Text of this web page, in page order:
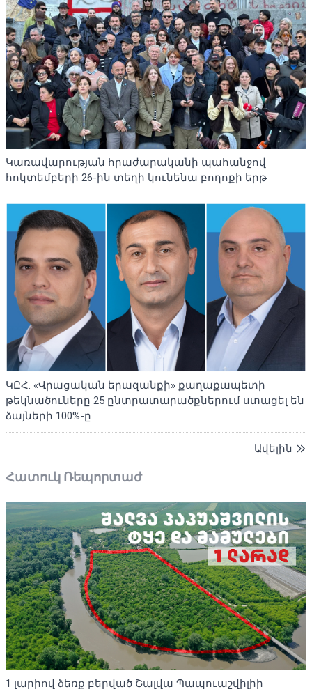
Կառավարության հրաժարականի պահանջով
հոկտեմբերի 26-ին տեղի կունենա բողոքի երթ
ԿԸՀ. «Վրացական երազանքի» քաղաքապետի
թեկնածուները 25 ընտրատարածքներում ստացել են
ձայների 100%-ը
Ավելին
Հատուկ Ռեպորտաժ
1 լարիով ձեռք բերված Շալվա Պապուաշվիլիի